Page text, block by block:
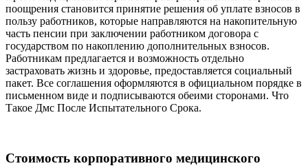
поощрения становится принятие решения об уплате взносов в
пользу работников, которые направляются на накопительную
часть пенсии при заключении работником договора с
государством по накоплению дополнительных взносов.
Работникам предлагается и возможность отдельно
застраховать жизнь и здоровье, предоставляется социальный
пакет. Все соглашения оформляются в официальном порядке в
письменном виде и подписываются обеими сторонами. Что
Такое Дмс После Испытательного Срока.
Стоимость корпоративного медицинского